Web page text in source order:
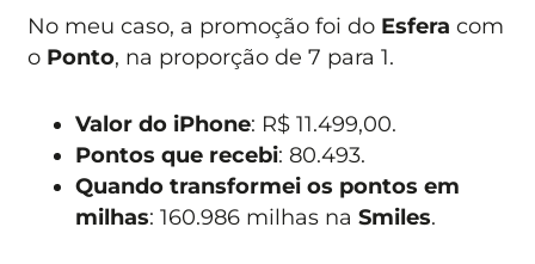
No meu caso, a promoção foi do Esfera com
o Ponto, na proporção de 7 para 1.
Valor do iPhone: R$ 11.499,00.
Pontos que recebi: 80.493.
Quando transformei os pontos em
milhas: 160.986 milhas naSmiles.